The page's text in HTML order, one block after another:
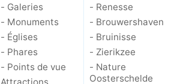
- Galeries
- Monuments
- Églises
- Phares
- Points de vue
- Renesse
- Brouwershaven
- Bruinisse
- Zierikzee
- Nature
Oosterschelde